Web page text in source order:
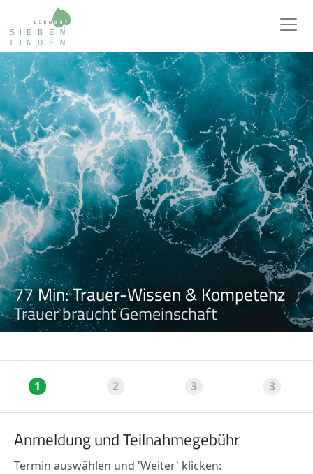
77 Min: Trauer-Wissen & Kompetenz
Trauer braucht Gemeinschaft
1 2 3 3
Anmeldung und Teilnahmegebühr
Termin auswählen und 'Weiter' klicken: